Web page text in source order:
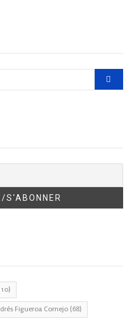
Figueroa Cornejo (68)